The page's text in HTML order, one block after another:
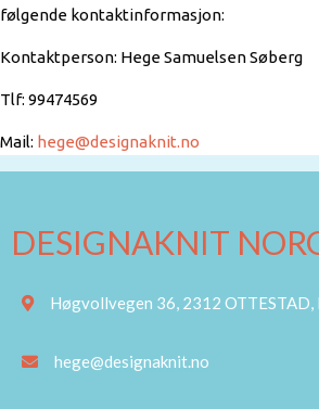
følgende kontaktinformasjon:
Kontaktperson: Hege Samuelsen Søberg
Tlf: 99474569
Mail: hege@designaknit.no
DESIGNAKNIT
Høgvollvegen 36, 2312 OTTESTAD,
hege@designaknit.no